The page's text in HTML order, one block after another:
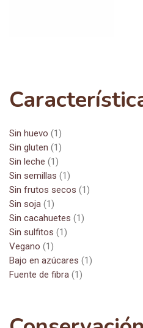
Sin huevo (1)
Sin gluten (1)
Sin leche (1)
Sin semillas (1)
Sin frutos secos (1)
Sin soja (1)
Sin cacahuetes (1)
Sin sulfitos (1)
Vegano (1)
Bajo en azúcares (1)
Fuente de fibra (1)